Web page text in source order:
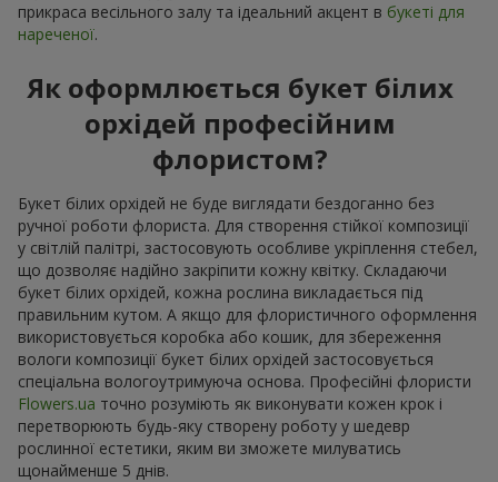
прикраса весільного залу та ідеальний акцент в букеті для
нареченої.
Як оформлюється букет білих
орхідей професійним
флористом?
Букет білих орхідей не буде виглядати бездоганно без
ручної роботи флориста. Для створення стійкої композиції
у світлій палітрі, застосовують особливе укріплення стебел,
що дозволяє надійно закріпити кожну квітку. Складаючи
букет білих орхідей, кожна рослина викладається під
правильним кутом. А якщо для флористичного оформлення
використовується коробка або кошик, для збереження
вологи композиції букет білих орхідей застосовується
спеціальна вологоутримуюча основа. Професійні флористи
Flowers.ua точно розуміють як виконувати кожен крок і
перетворюють будь-яку створену роботу у шедевр
рослинної естетики, яким ви зможете милуватись
щонайменше 5 днів.